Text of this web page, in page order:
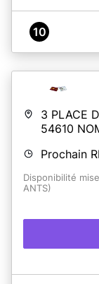
10
3 PLACE
54610
Prochain
Disponibilité
ANTS)